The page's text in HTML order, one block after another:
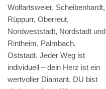
Wolfartsweier, Scheibenhardt,
Rüppurr, Oberreut,
Nordweststadt, Nordstadt und
Rintheim, Palmbach,
Oststadt. Jeder Weg ist
individuell – dein Herz ist ein
wertvoller Diamant. DU bist